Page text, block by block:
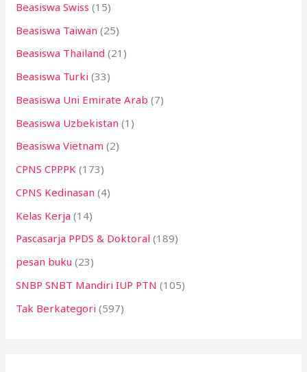
Beasiswa Swiss (15)
Beasiswa Taiwan (25)
Beasiswa Thailand (21)
Beasiswa Turki (33)
Beasiswa Uni Emirate Arab (7)
Beasiswa Uzbekistan (1)
Beasiswa Vietnam (2)
CPNS CPPPK (173)
CPNS Kedinasan (4)
Kelas Kerja (14)
Pascasarja PPDS & Doktoral (189)
pesan buku (23)
SNBP SNBT Mandiri IUP PTN (105)
Tak Berkategori (597)